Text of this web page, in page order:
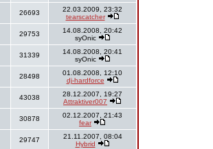
26693
22.03.2009, 23:32
tearscatcher
29753
14.08.2008, 20:42
syOnic
31339
14.08.2008, 20:41
syOnic
28498
01.08.2008, 12:10
dj-hardforce
43038
28.12.2007, 19:27
Attraktiver007
30878
02.12.2007, 21:43
fear
29747
21.11.2007, 08:04
Hybrid